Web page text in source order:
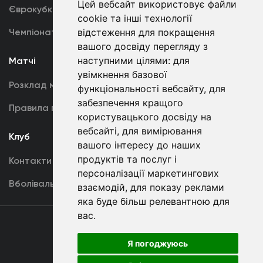
Цей вебсайт використовує файли
cookie та інші технології
відстеження для покращення
вашого досвіду перегляду з
наступними цілями: для
увімкнення базової
функціональності вебсайту, для
забезпечення кращого
користувацького досвіду на
вебсайті, для вимірювання
вашого інтересу до наших
продуктів та послуг і
персоналізації маркетингових
взаємодій, для показу реклами
яка буде більш релевантною для
вас.
Я погоджуюсь
Єврокубки
Чемпіонат України
Фотогалерея
Акредитація
Матчі
Розклад матчів
Правила поведінки
Команда
Перша команда
U19
Клуб
Контакти
Вболівальникам
Угода
користувача